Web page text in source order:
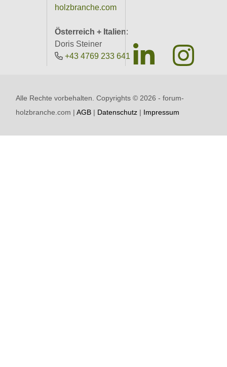
holzbranche.com
Österreich + Italien:
Doris Steiner
+43 4769 233 641
Alle Rechte vorbehalten. Copyrights © 2026 - forum-
holzbranche.com |AGB | Datenschutz | Impressum